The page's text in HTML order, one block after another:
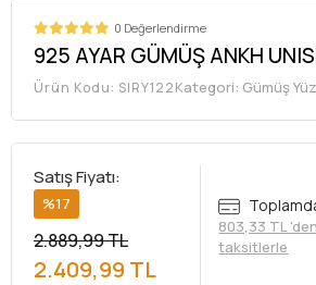
0 Değerlendirme
925 AYAR GÜMÜŞ ANKH
Ürün Kodu: SIRY122Kategori: Gümüş
Satış Fiyatı:
%17
2.889,99 TL
2.409,99 TL
803,33 TL
taksitlerle